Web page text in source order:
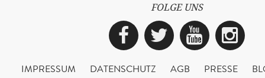
FOLGE UNS
Facebook
Twitter
IMPRESSUM DATENSCHUTZ AGB PRESSE